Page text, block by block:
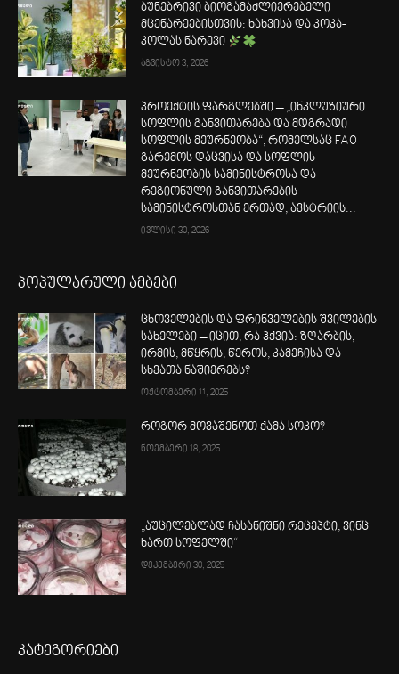
ბუნებრივი ბიოგამაძლიერებელი
მცენარეებისთვის: ხახვისა და კოკა-
კოლას ნარევი
აგვისტო 3, 2026
პროექტის ფარგლებში – „ინკლუზიური
სოფლის განვითარება და მდგრადი
სოფლის მეურნეობა“, რომელსაც FAO
გარემოს დაცვისა და სოფლის
მეურნეობის სამინისტროსა და
რეგიონული განვითარების
სამინისტროსთან ერთად, ავსტრიის...
ივლისი 30, 2026
პოპულარული ამბები
ცხოველების და ფრინველების შვილების
სახელები – იცით, რა ჰქვია: ზღარბის,
ირმის, მწყრის, წეროს, კამეჩისა და
სხვათა ნაშიერებს?
ოქტომბერი 11, 2025
როგორ მოვაშენოთ ქამა სოკო?
ნოემბერი 18, 2025
„აუცილებლად ჩასანიშნი რეცეპტი, ვინც
ხართ სოფელში“
დეკემბერი 30, 2025
კატეგორიები